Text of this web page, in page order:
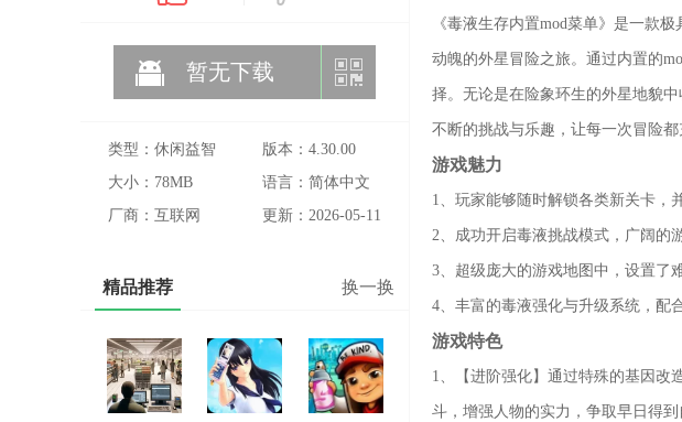
暂无下载
类型：休闲益智
版本：4.30.00
大小：78MB
语言：简体中文
厂商：互联网
更新：2026-05-11
精品推荐 换一换
《毒液生存内置mod菜单》是一款
动魄的外星冒险之旅。通过内置的
择。无论是在险象环生的外星地貌
不断的挑战与乐趣，让每一次冒险都
游戏魅力
1、玩家能够随时解锁各类新关卡，
2、成功开启毒液挑战模式，广阔的
3、超级庞大的游戏地图中，设置了
4、丰富的毒液强化与升级系统，配
游戏特色
1、【进阶强化】通过特殊的基因改
斗，增强人物的实力，争取早日得